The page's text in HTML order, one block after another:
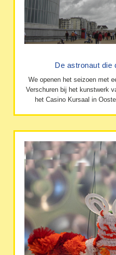
De astronaut die
We openen het seizoen met
Verschuren bij het kunstwerk
het Casino Kursaal in